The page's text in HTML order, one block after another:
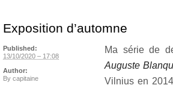
Exposition d’automne
Ma série de
Auguste
Vilnius en
Published:
13/10/2020 – 17:08
Author:
By capitaine